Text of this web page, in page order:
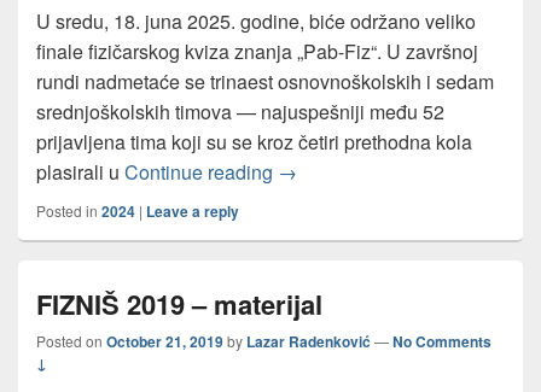
U sredu, 18. juna 2025. godine, biće održano veliko
finale fizičarskog kviza znanja „Pab-Fiz“. U završnoj
rundi nadmetaće se trinaest osnovnoškolskih i sedam
srednjoškolskih timova — najuspešniji među 52
prijavljena tima koji su se kroz četiri prethodna kola
plasirali u Continue reading FINALE niškog Pab-Fiz kviza!
→
Posted in 2024 | Leave a reply
FIZNIŠ 2019 – materijal
Posted on October 21, 2019by Lazar Radenković —No Comments
↓